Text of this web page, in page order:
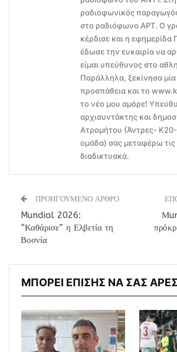
ραδιοφωνικός
στο ραδιόφωνο ΑΡΤ. Ο
κέρδισε και η
έδωσε την ευκαιρία να
είμαι υπεύθυνος στο
Παράλληλα, ξεκίνησα μία
προσπάθεια και το
το νέο μου αμόρε!
αρχισυντάκτης και
Ατρομήτου (Άντρες- Κ20-
ομάδα) σας μεταφέρω τις
διαδικτυακά.
ΠΡΟΗΓΟΥΜΕΝΟ ΑΡΘΡΟ
Mundial 2026:
“Καθάρισε” η Ελβετία τη
Βοσνία
ΜΠΟΡΕΙ ΕΠΙΣΗΣ ΝΑ ΣΑΣ